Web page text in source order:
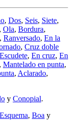
, Dos, Seis, Siete,
, Ola, Bordura,
, Ranversado, En la
, Cruz doble
Escudete, En cruz, En
, Mantelado en punta,
, Aclarado,
y Conopial.
Esquema, Boa y